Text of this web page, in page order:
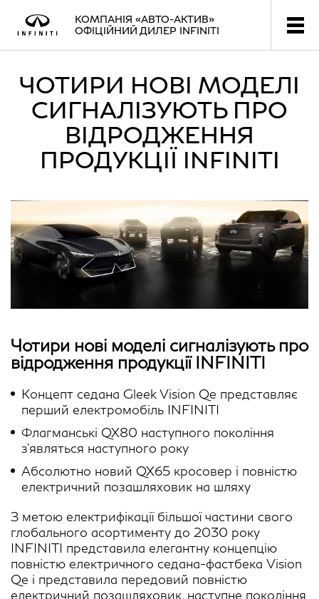
КОМПАНІЯ «АВТО-АКТИВ»
ОФІЦІЙНИЙ ДИЛЕР INFINITI
ЧОТИРИ НОВІ МОДЕЛІ
СИГНАЛІЗУЮТЬ ПРО
ВІДРОДЖЕННЯ
ПРОДУКЦІЇ INFINITI
Чотири нові моделі сигналізують про
відродження продукції INFINITI
Концепт седана Gleek Vision Qe представляє
перший електромобіль INFINITI
Флагманські QX80 наступного покоління
з'являться наступного року
Абсолютно новий QX65 кросовер і повністю
електричний позашляховик на шляху
З метою електрифікації більшої частини свого
глобального асортименту до 2030 року
INFINITI представила елегантну концепцію
повністю електричного седана-фастбека Vision
Qe і представила передовий повністю
електричний позашляховик. наступне покоління